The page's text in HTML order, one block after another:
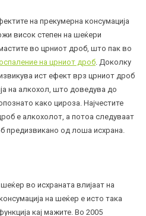
на прекумерна консумација
висок степен на шеќери
во црниот дроб, што пак во
на црниот дроб . Доколку
ист ефект врз црниот дроб
на алкохол, што доведува до
како цироза . Најчестите
е алкохолот, а потоа следуваат
предизвикано од лоша исхрана.
во исхраната влијаат на
на шеќер е исто така
кај мажите. Во 2005